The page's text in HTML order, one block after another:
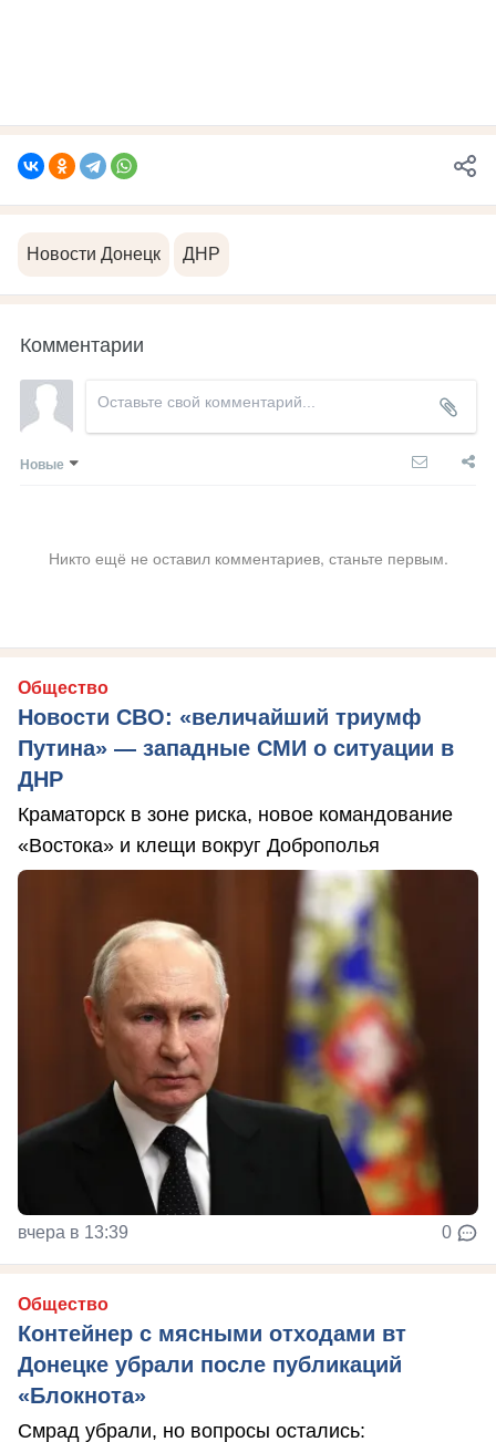
Новости Донецк ДНР
Комментарии
Новые
Никто ещё не оставил комментариев, станьте первым.
Общество
Новости СВО: «величайший триумф
Путина» — западные СМИ о ситуации в
ДНР
Краматорск в зоне риска, новое командование
«Востока» и клещи вокруг Доброполья
вчера в 13:39 0
Общество
Контейнер с мясными отходами вт
Донецке убрали после публикаций
«Блокнота»
Смрад убрали, но вопросы остались: